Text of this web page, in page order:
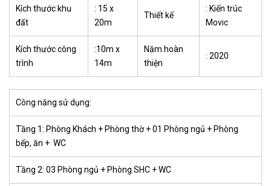
Kích thước khu
đất
: 15 x
20m
Thiết kế
: Kiến trúc
Movic
Kích thước công
trình
:10m x
14m
Năm hoàn
thiện
: 2020
Công năng sử dụng:
Tầng 1: Phòng Khách + Phòng thờ + 01 Phòng ngủ + Phòng
bếp, ăn + WC
Tầng 2: 03 Phòng ngủ + Phòng SHC + WC